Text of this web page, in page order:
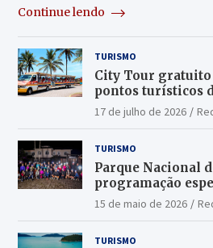
Continue lendo
TURISMO
City Tour
pontos turísticos
17 de julho de 2026
TURISMO
Parque Nacional
programação
15 de maio de 2026
TURISMO